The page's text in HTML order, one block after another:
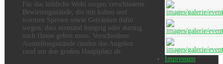
Für das leibliche Wohl sorgen verschiedene
Bewirtungsstände, die mit kalten und
warmen Speisen sowie Getränken dafür
sorgen, dass niemand hungrig oder durstig
nach Hause gehen muss. Verschiedene
Ausstellungsstände runden das Angebot
rund um den großen Hauptplatz ab.
Impressum